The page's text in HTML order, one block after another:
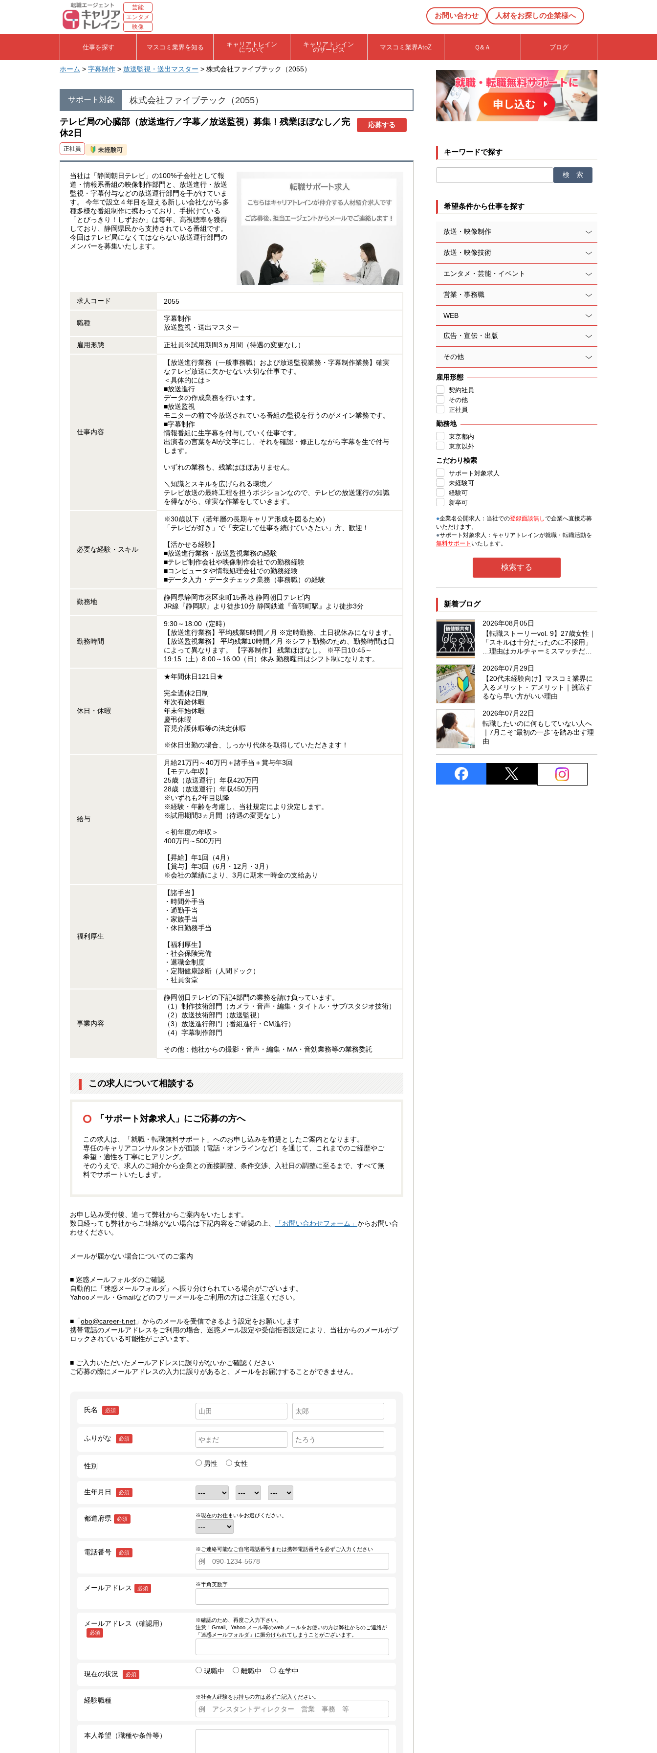
芸能
エンタメ
映像
お問い合わせ 人材をお探しの企業様へ
仕事を探す マスコミ業界を知る キャリアトレイン
について
キャリアトレイン
のサービス マスコミ業界AtoZ Ｑ&Ａ ブログ
ホーム > 字幕制作 > 放送監視・送出マスター > 株式会社ファイブテック（2055）
サポート対象 株式会社ファイブテック（2055）
応募する
テレビ局の心臓部（放送進行／字幕／放送監視）募集！残業ほぼなし／完
休2日
正社員
当社は「静岡朝日テレビ」の100%子会社として報
道・情報系番組の映像制作部門と、放送進行・放送
監視・字幕付与などの放送運行部門を手がけていま
す。 今年で設立４年目を迎える新しい会社ながら多
種多様な番組制作に携わっており、手掛けている
「とびっきり！しずおか」は毎年、高視聴率を獲得
しており、静岡県民から支持されている番組です。
今回はテレビ局になくてはならない放送運行部門の
メンバーを募集いたします。
求人コード 2055
職種
字幕制作
放送監視・送出マスター
雇用形態 正社員※試用期間3ヵ月間（待遇の変更なし）
仕事内容
【放送進行業務（一般事務職）および放送監視業務・字幕制作業務】確実
なテレビ放送に欠かせない大切な仕事です。
＜具体的には＞
■放送進行
データの作成業務を行います。
■放送監視
モニターの前で今放送されている番組の監視を行うのがメイン業務です。
■字幕制作
情報番組に生字幕を付与していく仕事です。
出演者の言葉をAIが文字にし、それを確認・修正しながら字幕を生で付与
します。
いずれの業務も、残業はほぼありません。
＼知識とスキルを広げられる環境／
テレビ放送の最終工程を担うポジションなので、テレビの放送運行の知識
を得ながら、確実な作業をしていきます。
必要な経験・スキル
※30歳以下（若年層の長期キャリア形成を図るため）
「テレビが好き」で「安定して仕事を続けていきたい」方、歓迎！
【活かせる経験】
■放送進行業務・放送監視業務の経験
■テレビ制作会社や映像制作会社での勤務経験
■コンピュータや情報処理会社での勤務経験
■データ入力・データチェック業務（事務職）の経験
勤務地
静岡県静岡市葵区東町15番地 静岡朝日テレビ内
JR線『静岡駅』より徒歩10分 静岡鉄道『音羽町駅』より徒歩3分
勤務時間
9:30～18:00（定時）
【放送進行業務】平均残業5時間／月 ※定時勤務、土日祝休みになります。
【放送監視業務】 平均残業10時間／月 ※シフト勤務のため、勤務時間は日
によって異なります。 【字幕制作】 残業ほぼなし。 ※平日10:45～
19:15（土）8:00～16:00（日）休み 勤務曜日はシフト制になります。
休日・休暇
★年間休日121日★
完全週休2日制
年次有給休暇
年末年始休暇
慶弔休暇
育児介護休暇等の法定休暇
※休日出勤の場合、しっかり代休を取得していただきます！
給与
月給21万円～40万円＋諸手当＋賞与年3回
【モデル年収】
25歳（放送運行）年収420万円
28歳（放送運行）年収450万円
※いずれも2年目以降
※経験・年齢を考慮し、当社規定により決定します。
※試用期間3ヵ月間（待遇の変更なし）
＜初年度の年収＞
400万円～500万円
【昇給】年1回（4月）
【賞与】年3回（6月・12月・3月）
※会社の業績により、3月に期末一時金の支給あり
福利厚生
【諸手当】
・時間外手当
・通勤手当
・家族手当
・休日勤務手当
【福利厚生】
・社会保険完備
・退職金制度
・定期健康診断（人間ドック）
・社員食堂
事業内容
静岡朝日テレビの下記4部門の業務を請け負っています。
（1）制作技術部門（カメラ・音声・編集・タイトル・サブ/スタジオ技術）
（2）放送技術部門（放送監視）
（3）放送進行部門（番組進行・CM進行）
（4）字幕制作部門
その他：他社からの撮影・音声・編集・MA・音効業務等の業務委託
この求人について相談する
「サポート対象求人」にご応募の方へ
この求人は、「就職・転職無料サポート」へのお申し込みを前提としたご案内となります。
専任のキャリアコンサルタントが面談（電話・オンラインなど）を通じて、これまでのご経歴やご
希望・適性を丁寧にヒアリング。
そのうえで、求人のご紹介から企業との面接調整、条件交渉、入社日の調整に至るまで、すべて無
料でサポートいたします。
お申し込み受付後、追って弊社からご案内をいたします。
数日経っても弊社からご連絡がない場合は下記内容をご確認の上、
「お問い合わせフォーム」 からお問い合
わせください。
メールが届かない場合についてのご案内
■ 迷惑メールフォルダのご確認
自動的に「迷惑メールフォルダ」へ振り分けられている場合がございます。
Yahooメール・Gmailなどのフリーメールをご利用の方はご注意ください。
■「obo@career-t.net 」からのメールを受信できるよう設定をお願いします
携帯電話のメールアドレスをご利用の場合、迷惑メール設定や受信拒否設定により、当社からのメールがブ
ロックされている可能性がございます。
■ ご入力いただいたメールアドレスに誤りがないかご確認ください
ご応募の際にメールアドレスの入力に誤りがあると、メールをお届けすることができません。
氏名 必須
ふりがな 必須
性別 男性 女性
生年月日 必須
都道府県 必須
※現在のお住まいをお選びください。
電話番号 必須
※ご連絡可能なご自宅電話番号または携帯電話番号を必ずご入力ください
メールアドレス 必須
※半角英数字
メールアドレス（確認用）
必須
※確認のため、再度ご入力下さい。
注意！Gmail、Yahoo メール等のweb メールをお使いの方は弊社からのご連絡が
「迷惑メールフォルダ」に振分けられてしまうことがございます。
現在の状況 必須 現職中 離職中 在学中
経験職種 ※社会人経験をお持ちの方は必ずご記入ください。
本人希望（職種や条件等）
キーワードで探す
希望条件から仕事を探す
放送・映像制作
放送・映像技術
エンタメ・芸能・イベント
営業・事務職
WEB
広告・宣伝・出版
その他
雇用形態
契約社員
その他
正社員
勤務地
東京都内
東京以外
こだわり検索
サポート対象求人
未経験可
経験可
新卒可
●企業名公開求人：当社での登録面談無しで企業へ直接応募
いただけます。
●サポート対象求人：キャリアトレインが就職・転職活動を
無料サポート いたします。
新着ブログ
2026年08月05日
【転職ストーリーvol. 9】27歳女性｜
「スキルは十分だったのに不採用」
…理由はカルチャーミスマッチだっ
2026年07月29日
【20代未経験向け】マスコミ業界に
入るメリット・デメリット｜挑戦す
るなら早い方がいい理由
2026年07月22日
転職したいのに何もしていない人へ
｜7月こそ“最初の一歩”を踏み出す理
由